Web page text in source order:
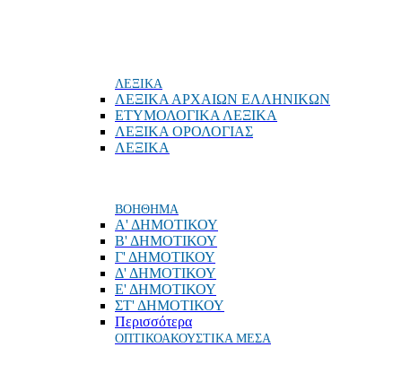
ΛΕΞΙΚΑ
ΛΕΞΙΚΑ ΑΡΧΑΙΩΝ ΕΛΛΗΝΙΚΩΝ
ΕΤΥΜΟΛΟΓΙΚΑ ΛΕΞΙΚΑ
ΛΕΞΙΚΑ ΟΡΟΛΟΓΙΑΣ
ΛΕΞΙΚΑ
ΒΟΗΘΗΜΑ
Α' ΔΗΜΟΤΙΚΟΥ
Β' ΔΗΜΟΤΙΚΟΥ
Γ' ΔΗΜΟΤΙΚΟΥ
Δ' ΔΗΜΟΤΙΚΟΥ
Ε' ΔΗΜΟΤΙΚΟΥ
ΣΤ' ΔΗΜΟΤΙΚΟΥ
Περισσότερα
ΟΠΤΙΚΟΑΚΟΥΣΤΙΚΑ ΜΕΣΑ